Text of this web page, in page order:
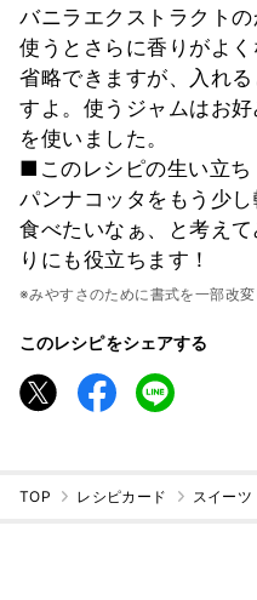
バニラエクストラクト
使うとさらに香りがよ
省略できますが、入れ
すよ。使うジャムはお
を使いました。
■このレシピの生い立ち
パンナコッタをもう少
食べたいなぁ、と考え
りにも役立ちます！
※みやすさのために書式を一部改変
このレシピをシェアする
TOP レシピカード スイーツ